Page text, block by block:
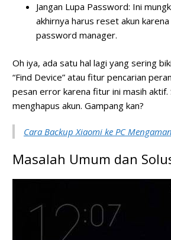
Jangan Lupa Password: Ini
akhirnya harus reset akun
password manager.
Oh iya, ada satu hal lagi yang sering
“Find Device” atau fitur pencarian
pesan error karena fitur ini masih aktif.
menghapus akun. Gampang kan?
Cara Backup Xiaomi ke PC
Masalah Umum dan